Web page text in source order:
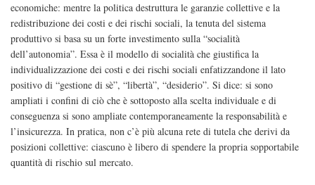
economiche: mentre la politica destruttura le garanzie collettive e la
redistribuzione dei costi e dei rischi sociali, la tenuta del sistema
produttivo si basa su un forte investimento sulla “socialità
dell’autonomia”. Essa è il modello di socialità che giustifica la
individualizzazione dei costi e dei rischi sociali enfatizzandone il lato
positivo di “gestione di sè”, “libertà”, “desiderio”. Si dice: si sono
ampliati i confini di ciò che è sottoposto alla scelta individuale e di
conseguenza si sono ampliate contemporaneamente la responsabilità e
l’insicurezza. In pratica, non c’è più alcuna rete di tutela che derivi da
posizioni collettive: ciascuno è libero di spendere la propria sopportabile
quantità di rischio sul mercato.